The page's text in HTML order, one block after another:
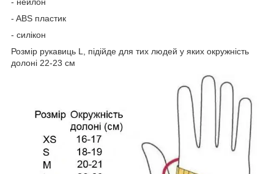
- нейлон
- ABS пластик
- силікон
Розмір рукавиць L, підійде для тих людей у яких окружність
долоні 22-23 см